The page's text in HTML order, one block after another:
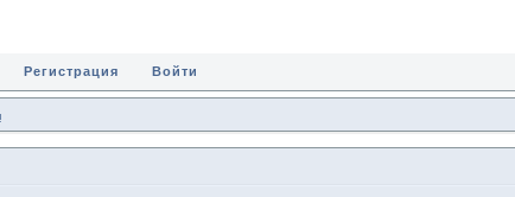
Регистрация Войти